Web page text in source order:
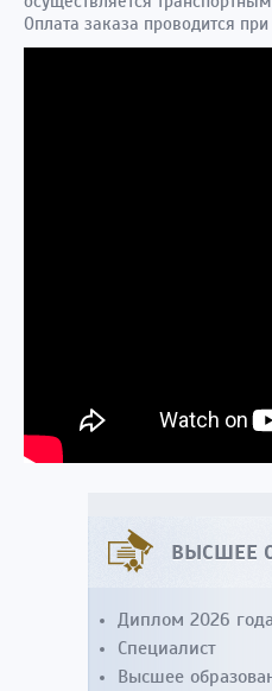
Оплата заказа проводится
ВЫСШЕЕ
Диплом 2026 года
Специалист
Высшее